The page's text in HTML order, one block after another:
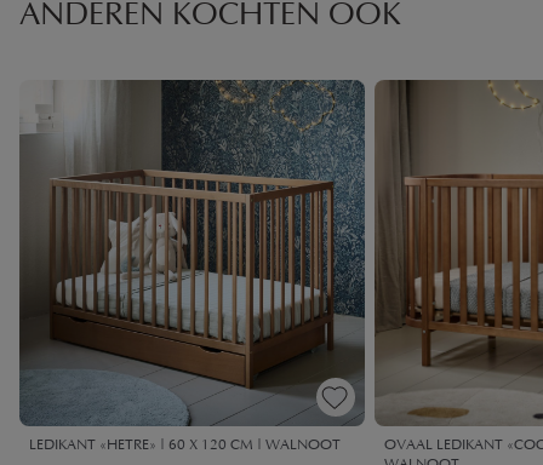
ANDEREN KOCHTEN OOK
LEDIKANT «HETRE» | 60 X 120 CM | WALNOOT
OVAAL LEDIKANT